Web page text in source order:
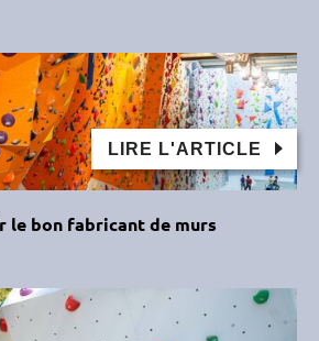
LIRE L'ARTICLE
le bon fabricant de murs